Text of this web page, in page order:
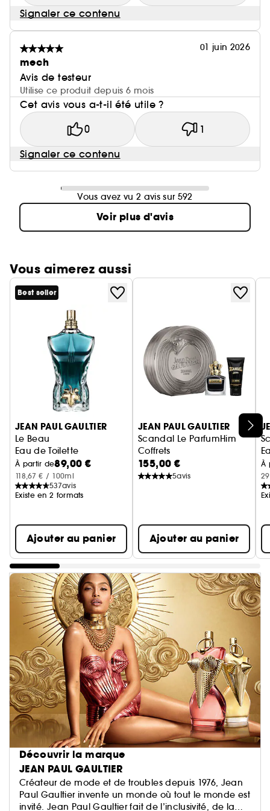
Signaler ce contenu
01 juin 2026
mech
Avis de testeur
Utilise ce produit depuis 6 mois
Cet avis vous a-t-il été utile ?
0 1
Signaler ce contenu
Vous avez vu 2 avis sur 592
Voir plus d'avis
Vous aimerez aussi
Ignorer le carrousel produits
Best seller
JEAN PAUL GAULTIER
Le Beau
Eau de Toilette
À partir de89,00 €
118,67 € / 100ml
537avis
Existe en 2 formats
Ajouter au panier
JEAN PAUL GAULTIER
Scandal Le ParfumHim
Coffrets
155,00 €
5avis
Ajouter au panier
À
Découvrir la marque
JEAN PAUL GAULTIER
Créateur de mode et de troubles depuis 1976, Jean
Paul Gaultier invente un monde où tout le monde est
invité. Jean Paul Gaultier fait de l’inclusivité, de la